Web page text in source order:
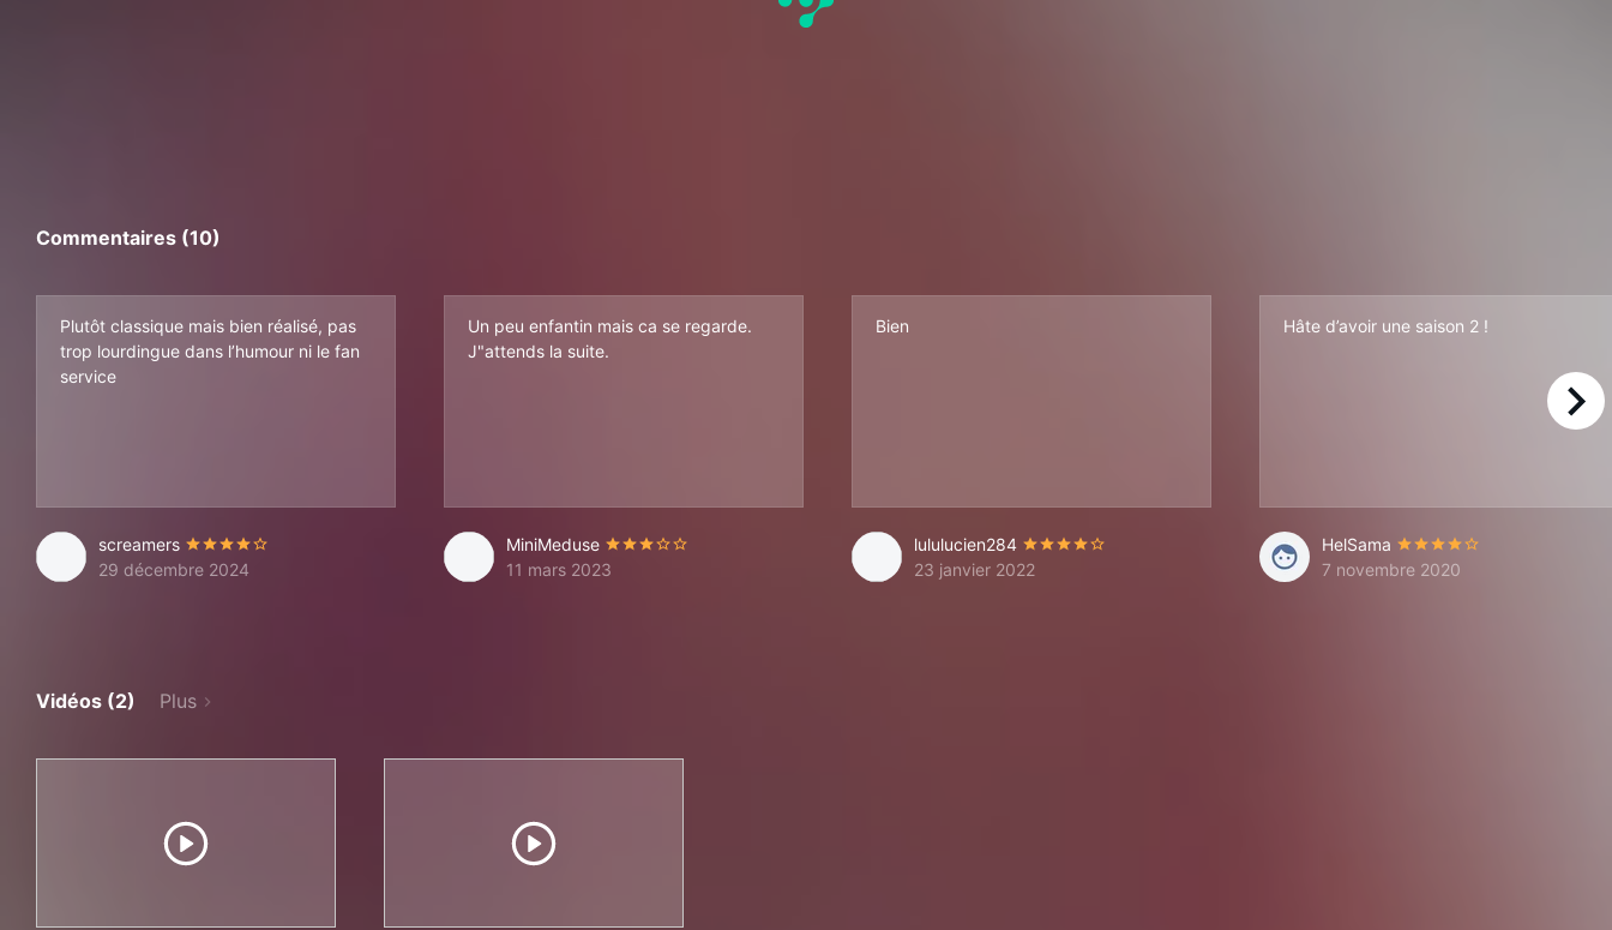
Commentaires (10)
Plutôt classique mais bien réalisé, pas
trop lourdingue dans l’humour ni le fan
service
screamers
29 décembre 2024
Un peu enfantin mais ca se regarde.
J"attends la suite.
MiniMeduse
11 mars 2023
Bien
lululucien284
23 janvier 2022
Hâte d’avoir une saison 2 !
HelSama
7 novembre 2020
right
Vidéos (2) Plus